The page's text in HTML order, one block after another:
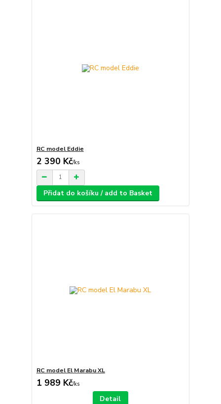
RC model Eddie
2 390 Kč/ks
Přidat do košíku / add to Basket
RC model El Marabu XL
1 989 Kč/ks
Detail